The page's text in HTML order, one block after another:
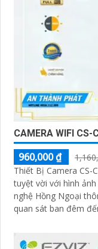
CAMERA WIFI CS-
960,000 ₫
Thiết Bị Camera CS-
tuyệt vời với hình ảnh sắt
nghệ Hồng Ngoại
quan sát ban đêm